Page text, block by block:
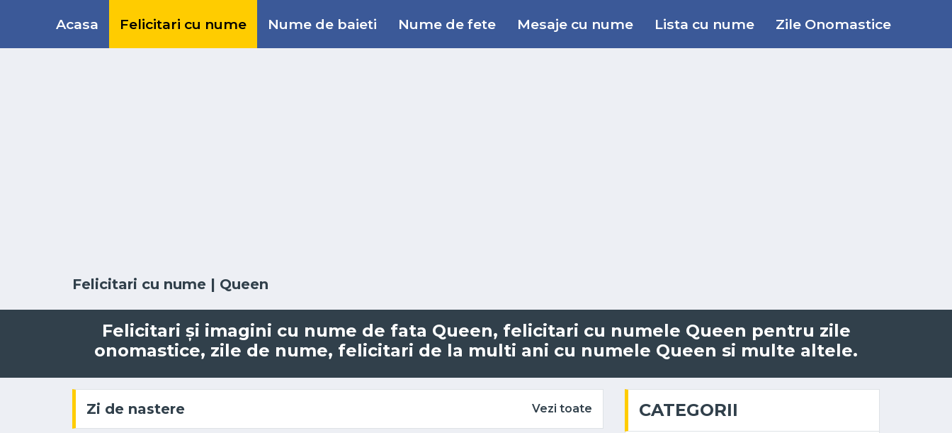
Acasa Felicitari cu nume Nume de baieti Nume de fete Mesaje cu nume Lista cu nume Zile Onomastice
Felicitari cu nume | Queen
Felicitari și imagini cu nume de fata Queen, felicitari cu numele Queen pentru zile
onomastice, zile de nume, felicitari de la multi ani cu numele Queen si multe altele.
Zi de nastere Vezi toate CATEGORII